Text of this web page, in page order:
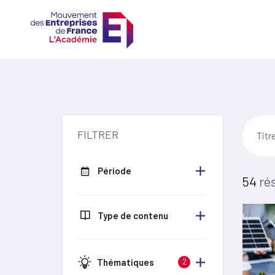
FILTRER
Période
Type de contenu
Thématiques 2
54